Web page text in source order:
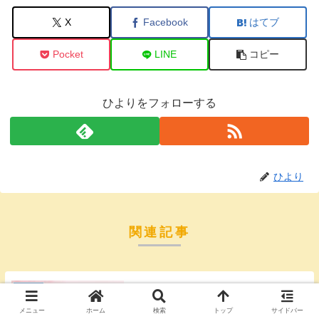
X Facebook はてブ
Pocket LINE コピー
ひよりをフォローする
ひより
関連記事
アンヒョソプの実家が金持ち説は
本当？カナダ育ちの理由もあわせ
メニュー ホーム 検索 トップ サイドバー